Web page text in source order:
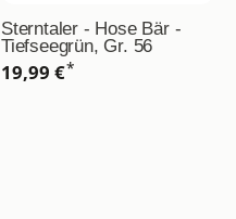
Sterntaler - Hose Bär -
Tiefseegrün, Gr. 56
19,99 €*